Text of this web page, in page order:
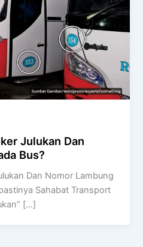
Julukan Dan
Bus?
Dan Nomor Lambung
Sahabat Transport
[…]